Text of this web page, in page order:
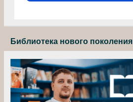
Библиотека нового поколения